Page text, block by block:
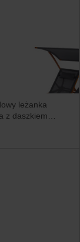
leżanka
z daszkiem